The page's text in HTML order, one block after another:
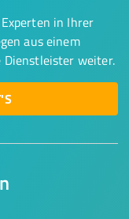
in Ihrer
aus einem
Dienstleister weiter.